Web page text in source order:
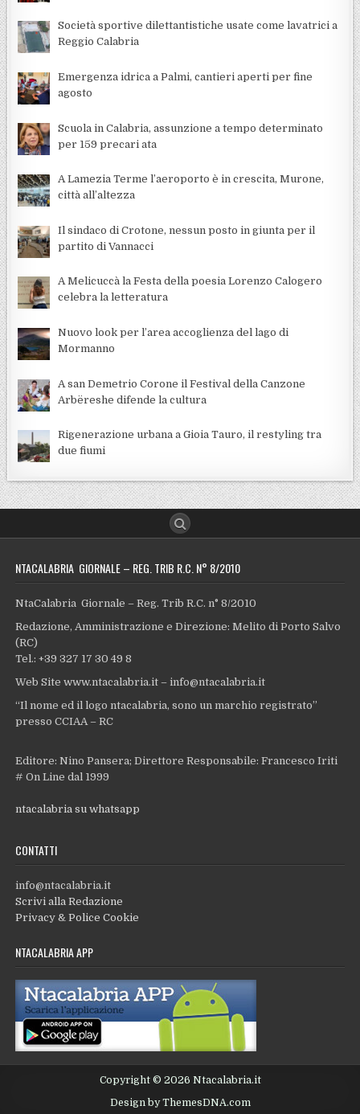
Società sportive dilettantistiche usate come lavatrici a
Reggio Calabria
Emergenza idrica a Palmi, cantieri aperti per fine
agosto
Scuola in Calabria, assunzione a tempo determinato
per 159 precari ata
A Lamezia Terme l’aeroporto è in crescita, Murone,
città all’altezza
Il sindaco di Crotone, nessun posto in giunta per il
partito di Vannacci
A Melicuccà la Festa della poesia Lorenzo Calogero
celebra la letteratura
Nuovo look per l’area accoglienza del lago di
Mormanno
A san Demetrio Corone il Festival della Canzone
Arbëreshe difende la cultura
Rigenerazione urbana a Gioia Tauro, il restyling tra
due fiumi
NTACALABRIA GIORNALE – REG. TRIB R.C. N° 8/2010
NtaCalabria Giornale – Reg. Trib R.C. n° 8/2010
Redazione, Amministrazione e Direzione: Melito di Porto Salvo
(RC)
Tel.: +39 327 17 30 49 8
Web Site www.ntacalabria.it – info@ntacalabria.it
“Il nome ed il logo ntacalabria, sono un marchio registrato”
presso CCIAA – RC
Editore: Nino Pansera; Direttore Responsabile: Francesco Iriti
# On Line dal 1999
ntacalabria su whatsapp
CONTATTI
info@ntacalabria.it
Scrivi alla Redazione
Privacy & Police Cookie
NTACALABRIA APP
Copyright © 2026 Ntacalabria.it
Design by ThemesDNA.com